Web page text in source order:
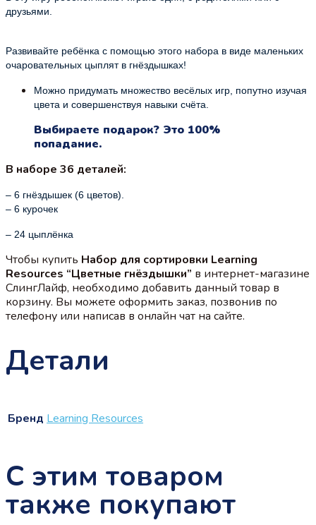
друзьями.
Развивайте ребёнка с помощью этого набора в виде маленьких
очаровательных цыплят в гнёздышках!
Можно придумать множество весёлых игр, попутно изучая
цвета и совершенствуя навыки счёта.
Выбираете подарок? Это 100%
попадание.
В наборе 36 деталей:
– 6 гнёздышек (6 цветов).
– 6 курочек
– 24 цыплёнка
Чтобы купить Набор для сортировки Learning
Resources “Цветные гнёздышки” в интернет-магазине
СлингЛайф, необходимо добавить данный товар в
корзину. Вы можете оформить заказ, позвонив по
телефону или написав в онлайн чат на сайте.
Детали
Бренд Learning Resources
С этим товаром
также покупают